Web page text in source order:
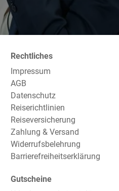
Rechtliches
Impressum
AGB
Datenschutz
Reiserichtlinien
Reiseversicherung
Zahlung & Versand
Widerrufsbelehrung
Barrierefreiheitserklärung
Gutscheine